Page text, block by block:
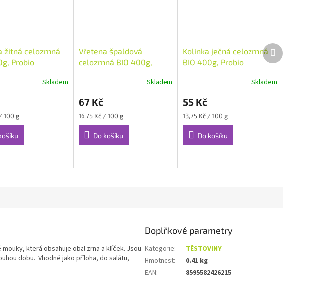
žitná celozrnná
Probio
Skladem
100 g
Vřetena špaldová
celozrnná BIO 400g,
Skladem
67 Kč
Měrná
cena:
16,75 Kč / 100 g
Do košíku
Kolínka ječná celozrnná
BIO 400g, Probio
Skladem
55 Kč
Měrná
cena:
13,75 Kč / 100 g
Do košíku
Další
produkt
která obsahuje obal zrna a klíček. Jsou
dobu. Vhodné jako příloha, do salátu,
Doplňkové parametry
Kategorie:
TĚSTOVINY
Hmotnost:
0.41 kg
EAN: 8595582426215